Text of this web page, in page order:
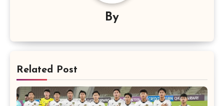
By
Related Post